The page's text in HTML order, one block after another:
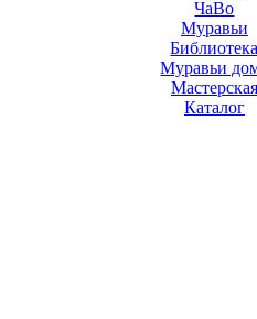
ЧаВо
Муравьи
Муравьи
Мастерская
Каталог